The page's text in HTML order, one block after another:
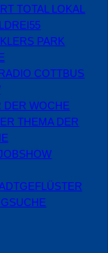
TOTAL LOKAL
PARK
COTTBUS
DER WOCHE
THEMA DER